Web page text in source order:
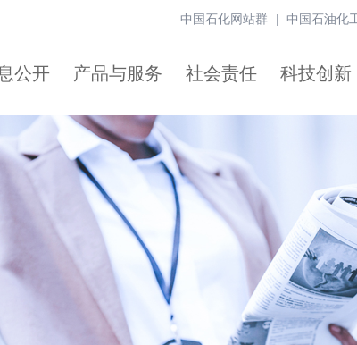
中国石化网站群 中国石油化
公开 产品与服务 社会责任 科技创新